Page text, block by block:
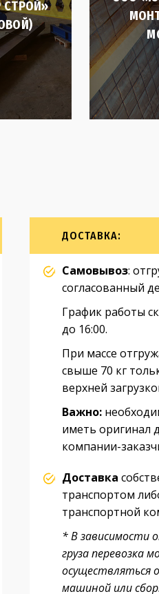
СТРОЙ»
ДОСТАВКА:
Самовывоз:
согласованный
График работы
до 16:00.
При массе
свыше 70 кг
верхней
Важно:
иметь оригинал
компании-
Доставка
транспортом
транспортной
* В зависимости
груза перевозка
осуществляться
машиной или